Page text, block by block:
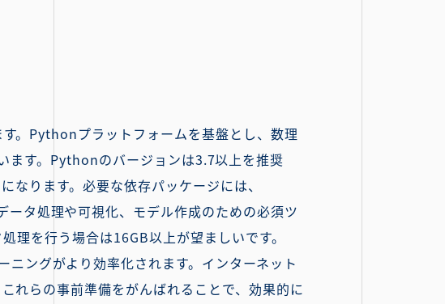
。Pythonプラットフォームを基盤とし、数理
ます。Pythonのバージョンは3.7以上を推奨
ります。必要な依存パッケージには、
処理や可視化、モデル作成のための必須ツ
理を行う場合は16GB以上が望ましいです。
ングがより効率化されます。インターネット
れらの事前準備をがんばれることで、効果的に